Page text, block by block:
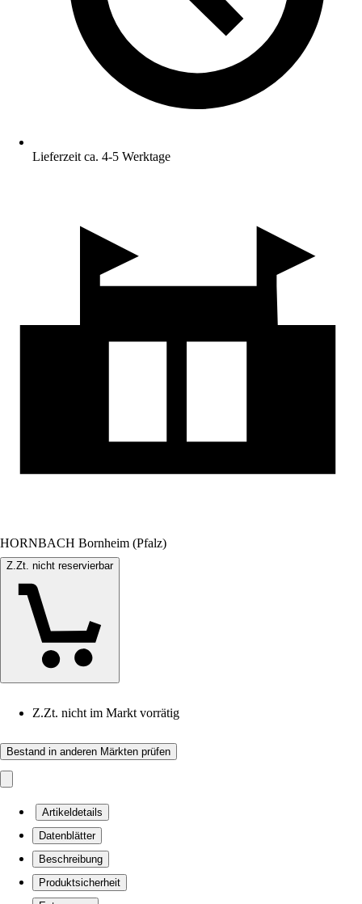
Lieferzeit ca. 4-5 Werktage
HORNBACH Bornheim (Pfalz)
Z.Zt. nicht reservierbar
Z.Zt. nicht im Markt vorrätig
Bestand in anderen Märkten prüfen
Artikeldetails
Datenblätter
Beschreibung
Produktsicherheit